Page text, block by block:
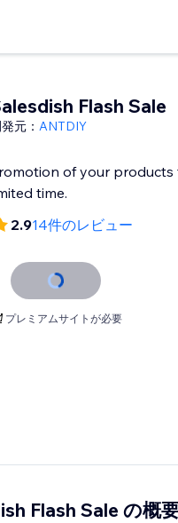
Flash Sale
元： ANTDIY
of your products
time.
2.914件のレビュー
プレミアムサイトが必要
Flash Sale の概